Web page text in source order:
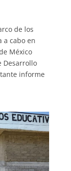
de los
a cabo en
México
Desarrollo
informe